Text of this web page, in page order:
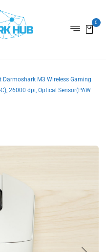
0
Darmoshark M3 Wireless Gaming
26000 dpi, Optical Sensor(PAW